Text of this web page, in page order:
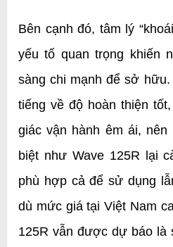
Bên cạnh đó, tâm lý
yếu tố quan trọng khiến
sàng chi mạnh để sở
tiếng về độ hoàn thiện
giác vận hành êm ái,
biệt như Wave 125R lại
phù hợp cả để sử dụng
dù mức giá tại Việt Nam
125R vẫn được dự báo là